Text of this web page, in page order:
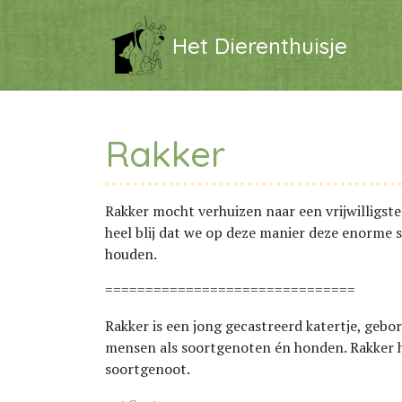
Het Dierenthuisje
Rakker
Rakker mocht verhuizen naar een
heel blij dat we op deze manier deze enorme
houden.
===============================
Rakker is een jong gecastreerd katertje,
mensen als soortgenoten én honden.
soortgenoot.